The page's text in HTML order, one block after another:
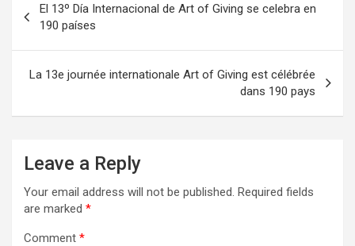
navigation
El 13º Día Internacional de Art of Giving se celebra en
190 países
La 13e journée internationale Art of Giving est célébrée
dans 190 pays
Leave a Reply
Your email address will not be published. Required fields
are marked *
Comment *